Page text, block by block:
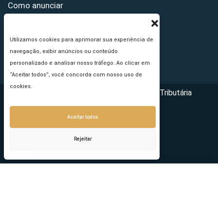
Utilizamos cookies para aprimorar sua experiência de
navegação, exibir anúncios ou conteúdo
personalizado e analisar nosso tráfego. Ao clicar em
“Aceitar todos”, você concorda com nosso uso de
cookies.
Aceitar todos
Rejeitar
Como anunciar
Princípios Editoriais
Copyright © 2026 - Portal da Reforma Tributária